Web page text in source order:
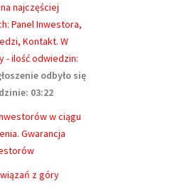
najczęściej
Panel Inwestora,
Kontakt. W
- ilość odwiedzin:
odbyło się
03:22
w ciągu
Gwarancja
z góry